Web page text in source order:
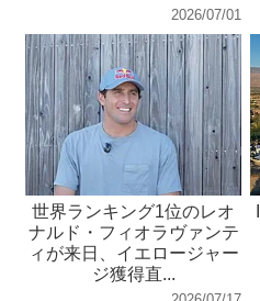
2026/07/01
世界ランキング1位のレオ
ナルド・フィオラヴァンテ
ィが来日、イエロージャー
ジ獲得直...